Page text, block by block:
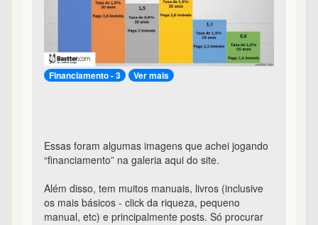
Financiamento - 3 Ver mais
Essas foram algumas imagens que achei jogando
“financiamento” na galeria aqui do site.
Além disso, tem muitos manuais, livros (inclusive
os mais básicos - click da riqueza, pequeno
manual, etc) e principalmente posts. Só procurar